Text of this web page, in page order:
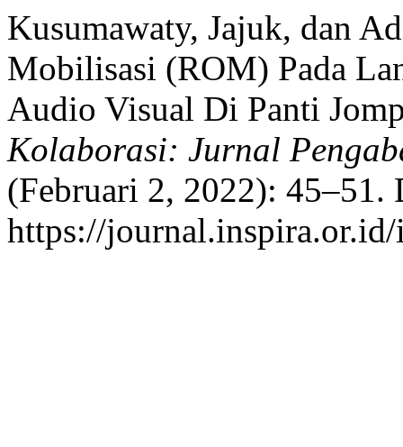
Kusumawaty, Jajuk, dan
Mobilisasi (ROM) Pada
Audio Visual Di Panti
Kolaborasi: Jurnal
(Februari 2, 2022): 45–51.
https://